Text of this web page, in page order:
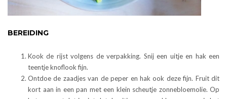
BEREIDING
Kook de rijst volgens de verpakking. Snij een uitje en hak een
teentje knoflook fijn.
Ontdoe de zaadjes van de peper en hak ook deze fijn. Fruit dit
kort aan in een pan met een klein scheutje zonnebloemolie. Op